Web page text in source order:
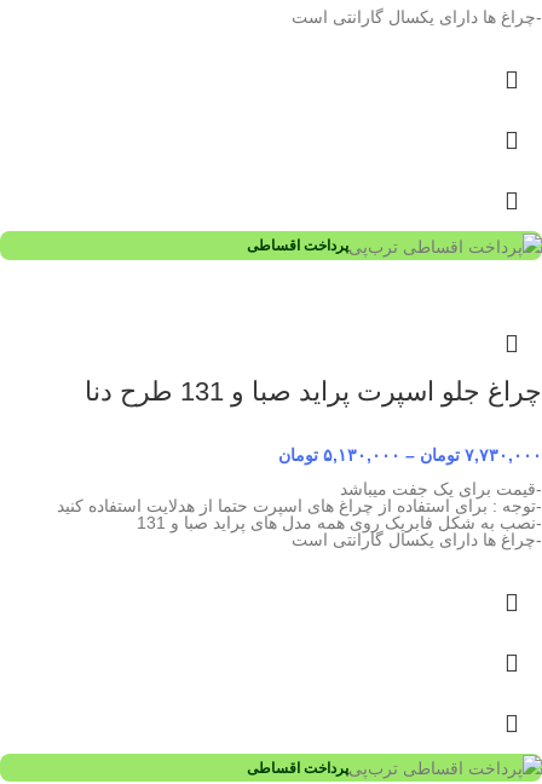
-چراغ ها دارای یکسال گارانتی است
پرداخت اقساطی
چراغ جلو اسپرت پراید صبا و 131 طرح دنا
۷,۷۳۰,۰۰۰ تومان – ۵,۱۳۰,۰۰۰ تومان
-قیمت برای یک جفت میباشد
-توجه : برای استفاده از چراغ های اسپرت حتما از هدلایت استفاده کنید
-نصب به شکل فابریک روی همه مدل های پراید صبا و 131
-چراغ ها دارای یکسال گارانتی است
پرداخت اقساطی